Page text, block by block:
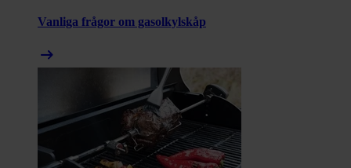
Vanliga frågor om gasolkylskåp
arrow_right_alt